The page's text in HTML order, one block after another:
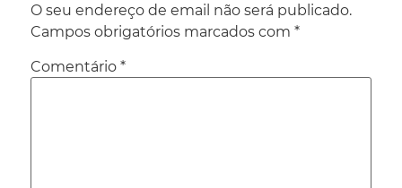
O seu endereço de email não será publicado.
Campos obrigatórios marcados com *
Comentário *